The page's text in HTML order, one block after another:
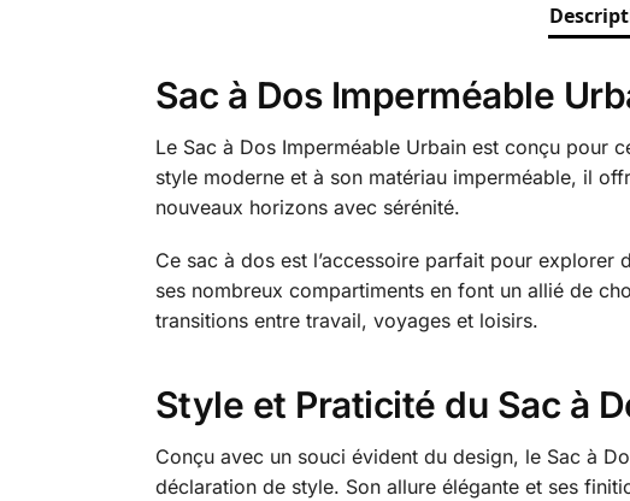
Sac à Dos Imperméable
Le Sac à Dos Imperméable Urbain est conçu pour
style moderne et à son matériau imperméable, il
nouveaux horizons avec sérénité.
Ce sac à dos est l’accessoire parfait pour
ses nombreux compartiments en font un allié de
transitions entre travail, voyages et loisirs.
Style et Praticité du Sac à
Conçu avec un souci évident du design, le Sac à
déclaration de style. Son allure élégante et ses